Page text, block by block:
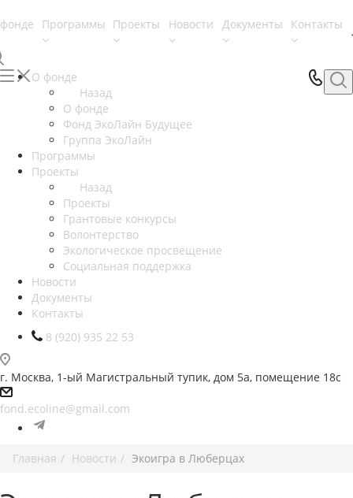
Программы Проекты Новости Документы Контакты
О фонде
Назад
О фонде
Фонд ЭкоЛайн Будущее
Группа ЭкоЛайн
Программы
Проекты
Назад
Проекты
Грантовые конкурсы
Волонтерство
Экологическое просвещение
Социальная поддержка
Новости
Документы
Контакты
8 (920) 935 22 53
г. Москва, 1-ый Магистральный тупик, дом 5а, помещение 18с
fond.ecoline@gmail.com
Главная Новости Экоигра в Люберцах